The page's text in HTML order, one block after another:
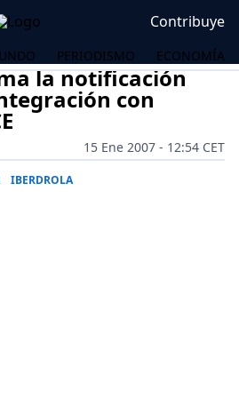
Contribuye
PERIODISMO ECONOMÍA
la notificación
con
15 Ene 2007 - 12:54 CET
IBERDROLA